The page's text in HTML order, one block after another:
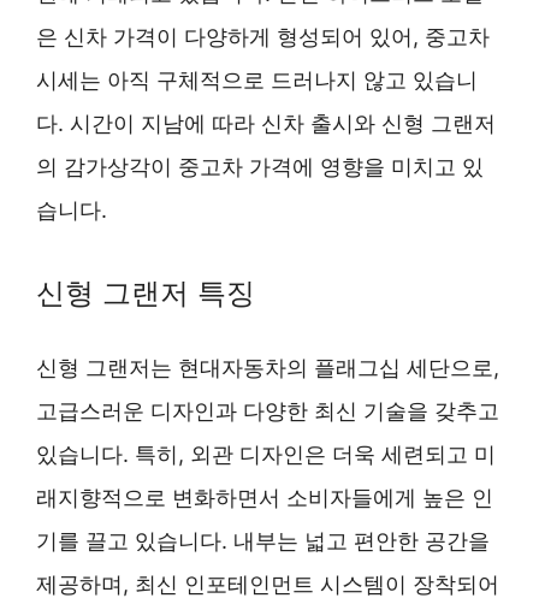
은 신차 가격이 다양하게 형성되어 있어, 중고차
시세는 아직 구체적으로 드러나지 않고 있습니
다. 시간이 지남에 따라 신차 출시와 신형 그랜저
의 감가상각이 중고차 가격에 영향을 미치고 있
습니다.
신형 그랜저 특징
신형 그랜저는 현대자동차의 플래그십 세단으로,
고급스러운 디자인과 다양한 최신 기술을 갖추고
있습니다. 특히, 외관 디자인은 더욱 세련되고 미
래지향적으로 변화하면서 소비자들에게 높은 인
기를 끌고 있습니다. 내부는 넓고 편안한 공간을
제공하며, 최신 인포테인먼트 시스템이 장착되어